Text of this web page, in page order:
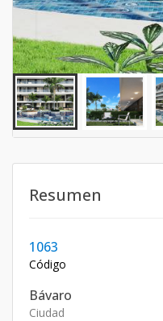
Resumen
1063
Código
Bávaro
Ciudad